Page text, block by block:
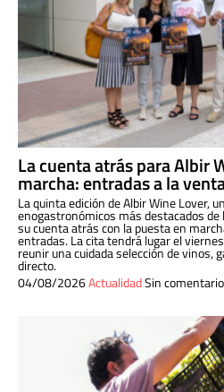
La cuenta atrás para Albir
marcha: entradas a la
La quinta edición de Albir Wine Lover,
enogastronómicos más destacados
su cuenta atrás con la puesta en
entradas. La cita tendrá lugar el
reunir una cuidada selección de vinos,
directo.
04/08/2026ActualidadSin